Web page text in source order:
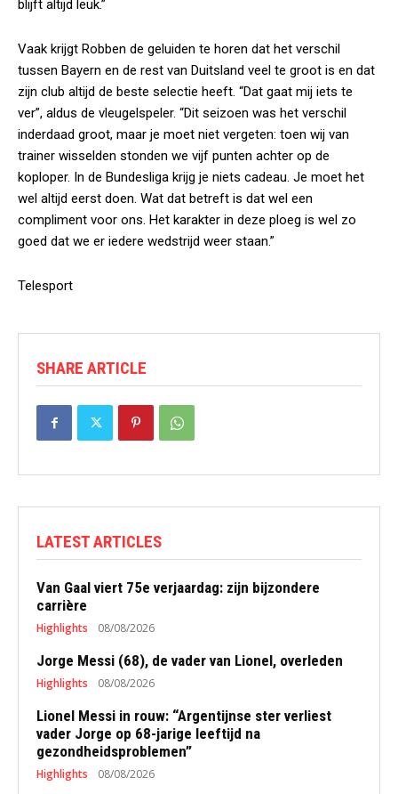
blijft altijd leuk.”
Vaak krijgt Robben de geluiden te horen dat het verschil
tussen Bayern en de rest van Duitsland veel te groot is en dat
zijn club altijd de beste selectie heeft. “Dat gaat mij iets te
ver”, aldus de vleugelspeler. “Dit seizoen was het verschil
inderdaad groot, maar je moet niet vergeten: toen wij van
trainer wisselden stonden we vijf punten achter op de
koploper. In de Bundesliga krijg je niets cadeau. Je moet het
wel altijd eerst doen. Wat dat betreft is dat wel een
compliment voor ons. Het karakter in deze ploeg is wel zo
goed dat we er iedere wedstrijd weer staan.”
Telesport
SHARE ARTICLE
LATEST ARTICLES
Van Gaal viert 75e verjaardag: zijn bijzondere
carrière
Highlights 08/08/2026
Jorge Messi (68), de vader van Lionel, overleden
Highlights 08/08/2026
Lionel Messi in rouw: “Argentijnse ster verliest
vader Jorge op 68-jarige leeftijd na
gezondheidsproblemen”
Highlights 08/08/2026